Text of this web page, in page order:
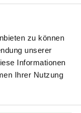
zu können
unserer
Informationen
Ihrer Nutzung
nachweislich